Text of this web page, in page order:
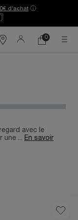
d’achat ⓘ
Trouver
Mon
0
0 produit
avec le
une ... En savoir